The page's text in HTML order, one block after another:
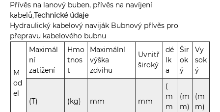
Přívěs na lanový buben, přívěs na navíjení
kabelů,Technické údaje
Hydraulický kabelový naviják Bubnový přívěs pro
přepravu kabelového bubnu
M
od
el
Maximál
ní
zatížení
Hmo
tnos
t
Maximální
výška
zdvihu
Uvnitř
široký
dé
lk
a
Šir
ok
ý
Vy
sok
ý
(T) (kg) mm mm
(
m
m
(m
m)
(m
m)